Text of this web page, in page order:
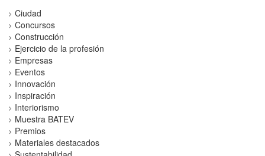
Ciudad
Concursos
Construcción
Ejercicio de la profesión
Empresas
Eventos
Innovación
Inspiración
Interiorismo
Muestra BATEV
Premios
Materiales destacados